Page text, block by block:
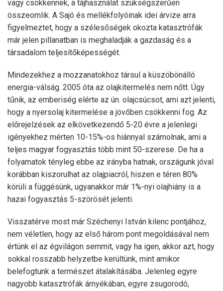
vagy csökkennek, a tájhasználat szükségszerűen
összeomlik. A Sajó és mellékfolyóinak idei árvize arra
figyelmeztet, hogy a szélesőségek okozta katasztrófák
már jelen pillanatban is meghaladják a gazdaság és a
társadalom teljesítőképességét.
Mindezekhez a mozzanatokhoz társul a küszöbönálló
energia-válság. 2005 óta az olajkitermelés nem nőtt. Úgy
tűnik, az emberiség elérte az ún. olajcsúcsot, ami azt jelenti,
hogy a nyersolaj kitermelése a jövőben csökkenni fog. Az
előrejelzések az elkövetkezendő 5-20 évre a jelenlegi
igényekhez mérten 10-15%-os hiánnyal számolnak, ami a
teljes magyar fogyasztás több mint 50-szerese. De ha a
folyamatok tényleg ebbe az irányba hatnak, országunk jóval
korábban kiszorulhat az olajpiacról, hiszen e téren 80%
körüli a függésünk, ugyanakkor már 1%-nyi olajhiány is a
hazai fogyasztás 5-szörösét jelenti.
Visszatérve most már Széchenyi István kilenc pontjához,
nem véletlen, hogy az első három pont megoldásával nem
értünk el az égvilágon semmit, vagy ha igen, akkor azt, hogy
sokkal rosszabb helyzetbe kerültünk, mint amikor
belefogtunk a természet átalakításába. Jelenleg egyre
nagyobb katasztrófák árnyékában, egyre zsugorodó,